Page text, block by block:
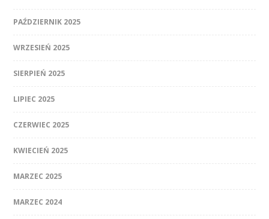
PAŹDZIERNIK 2025
WRZESIEŃ 2025
SIERPIEŃ 2025
LIPIEC 2025
CZERWIEC 2025
KWIECIEŃ 2025
MARZEC 2025
MARZEC 2024